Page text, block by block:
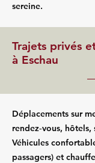
sereine.
Trajets privés
à Eschau
Déplacements sur
rendez‑vous,
Véhicules
passagers) et